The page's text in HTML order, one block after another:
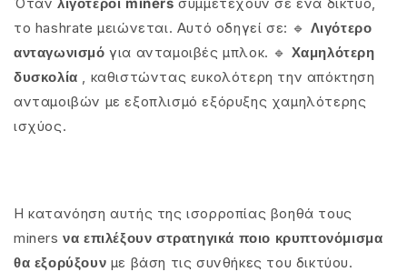
το hashrate μειώνεται. Αυτό οδηγεί σε: 🔹 Λιγότερο
ανταγωνισμό για ανταμοιβές μπλοκ. 🔹 Χαμηλότερη
δυσκολία , καθιστώντας ευκολότερη την απόκτηση
ανταμοιβών με εξοπλισμό εξόρυξης χαμηλότερης
ισχύος.
Η κατανόηση αυτής της ισορροπίας βοηθά τους
minersνα επιλέξουν στρατηγικά ποιο κρυπτονόμισμα
θα εξορύξουν με βάση τις συνθήκες του δικτύου.